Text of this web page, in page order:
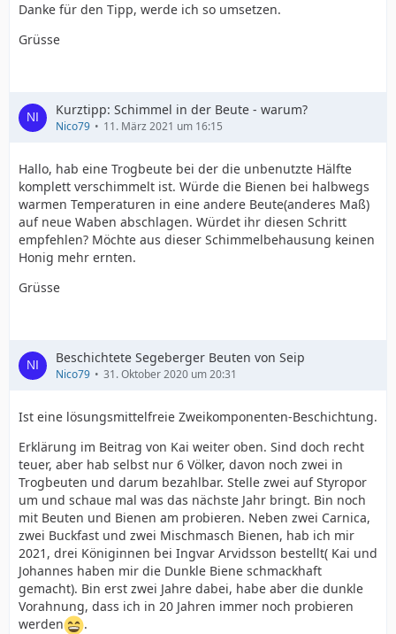
Danke für den Tipp, werde ich so umsetzen.
Grüsse
Kurztipp: Schimmel in der Beute - warum?
Nico79 11. März 2021 um 16:15
Hallo, hab eine Trogbeute bei der die unbenutzte Hälfte
komplett verschimmelt ist. Würde die Bienen bei halbwegs
warmen Temperaturen in eine andere Beute(anderes Maß)
auf neue Waben abschlagen. Würdet ihr diesen Schritt
empfehlen? Möchte aus dieser Schimmelbehausung keinen
Honig mehr ernten.
Grüsse
Beschichtete Segeberger Beuten von Seip
Nico79 31. Oktober 2020 um 20:31
Ist eine lösungsmittelfreie Zweikomponenten-Beschichtung.
Erklärung im Beitrag von Kai weiter oben. Sind doch recht
teuer, aber hab selbst nur 6 Völker, davon noch zwei in
Trogbeuten und darum bezahlbar. Stelle zwei auf Styropor
um und schaue mal was das nächste Jahr bringt. Bin noch
mit Beuten und Bienen am probieren. Neben zwei Carnica,
zwei Buckfast und zwei Mischmasch Bienen, hab ich mir
2021, drei Königinnen bei Ingvar Arvidsson bestellt( Kai und
Johannes haben mir die Dunkle Biene schmackhaft
gemacht). Bin erst zwei Jahre dabei, habe aber die dunkle
Vorahnung, dass ich in 20 Jahren immer noch probieren
werden
.